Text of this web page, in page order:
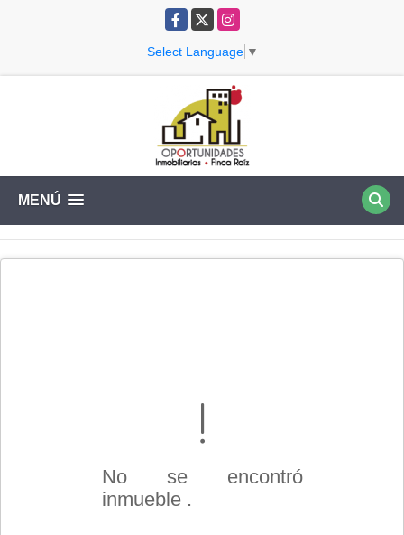
Facebook
X Instagram
Select Language ▼
MENÚ
No se encontró
inmueble .